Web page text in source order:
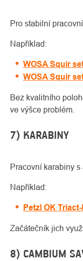
Pro stabilní
Například:
WOSA Squir
WOSA Squir
Bez kvalitního
ve výšce problém.
7) KARABINY
Pracovní karabiny s
Například:
Petzl OK
Začátečník jich
8) CAMBIUM